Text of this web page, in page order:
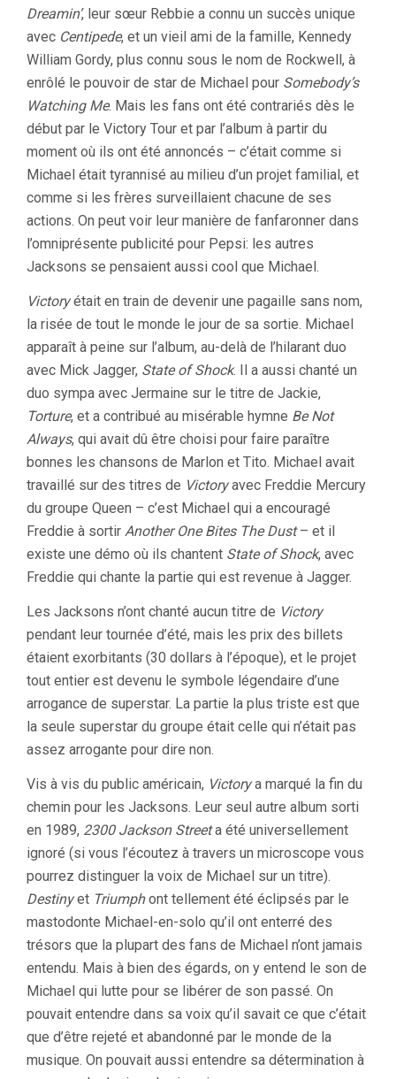
Dreamin’, leur sœur Rebbie a connu un succès unique
avec Centipede, et un vieil ami de la famille, Kennedy
William Gordy, plus connu sous le nom de Rockwell, à
enrôlé le pouvoir de star de Michael pour Somebody’s
Watching Me. Mais les fans ont été contrariés dès le
début par le Victory Tour et par l’album à partir du
moment où ils ont été annoncés – c’était comme si
Michael était tyrannisé au milieu d’un projet familial, et
comme si les frères surveillaient chacune de ses
actions. On peut voir leur manière de fanfaronner dans
l’omniprésente publicité pour Pepsi: les autres
Jacksons se pensaient aussi cool que Michael.
Victoryétait en train de devenir une pagaille sans nom,
la risée de tout le monde le jour de sa sortie. Michael
apparaît à peine sur l’album, au-delà de l’hilarant duo
avec Mick Jagger, State of Shock. Il a aussi chanté un
duo sympa avec Jermaine sur le titre de Jackie,
Torture, et a contribué au misérable hymne Be Not
Always, qui avait dû être choisi pour faire paraître
bonnes les chansons de Marlon et Tito. Michael avait
travaillé sur des titres de Victoryavec Freddie Mercury
du groupe Queen – c’est Michael qui a encouragé
Freddie à sortir Another One Bites The Dust– et il
existe une démo où ils chantent State of Shock, avec
Freddie qui chante la partie qui est revenue à Jagger.
Les Jacksons n’ont chanté aucun titre de Victory
pendant leur tournée d’été, mais les prix des billets
étaient exorbitants (30 dollars à l’époque), et le projet
tout entier est devenu le symbole légendaire d’une
arrogance de superstar. La partie la plus triste est que
la seule superstar du groupe était celle qui n’était pas
assez arrogante pour dire non.
Vis à vis du public américain, Victorya marqué la fin du
chemin pour les Jacksons. Leur seul autre album sorti
en 1989, 2300 Jackson Streeta été universellement
ignoré (si vous l’écoutez à travers un microscope vous
pourrez distinguer la voix de Michael sur un titre).
Destinyet Triumphont tellement été éclipsés par le
mastodonte Michael-en-solo qu’il ont enterré des
trésors que la plupart des fans de Michael n’ont jamais
entendu. Mais à bien des égards, on y entend le son de
Michael qui lutte pour se libérer de son passé. On
pouvait entendre dans sa voix qu’il savait ce que c’était
que d’être rejeté et abandonné par le monde de la
musique. On pouvait aussi entendre sa détermination à